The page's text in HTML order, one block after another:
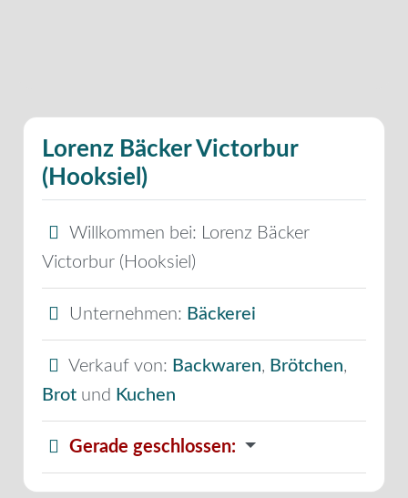
Lorenz Bäcker Victorbur
(Hooksiel)
Willkommen bei:
Lorenz Bäcker
Victorbur (Hooksiel)
Unternehmen: Bäckerei
Verkauf von: Backwaren, Brötchen,
Brot und Kuchen
Gerade geschlossen: